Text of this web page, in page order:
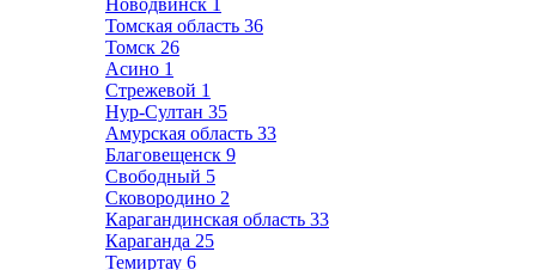
Новодвинск 1
Томская область 36
Томск 26
Асино 1
Стрежевой 1
Нур-Султан 35
Амурская область 33
Благовещенск 9
Свободный 5
Сковородино 2
Карагандинская область 33
Караганда 25
Темиртау 6